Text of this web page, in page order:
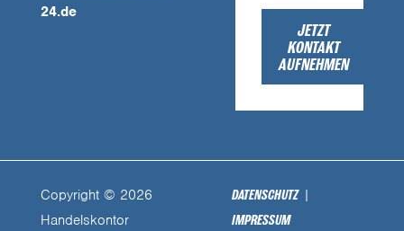
24.de
JETZT
KONTAKT
AUFNEHMEN
Copyright © 2026
Handelskontor
DATENSCHUTZ|
IMPRESSUM